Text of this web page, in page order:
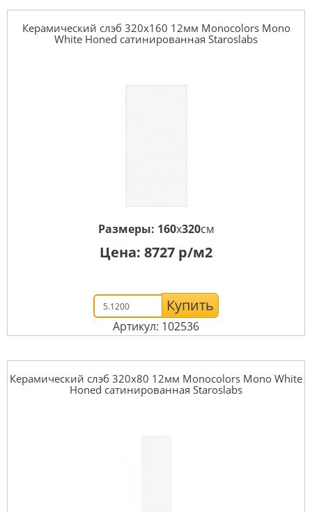
Керамический слэб 320x160 12мм Monocolors Mono
White Honed сатинированная Staroslabs
Размеры: 160x320см
Цена: 8727 р/м2
Купить
Артикул: 102536
Керамический слэб 320x80 12мм Monocolors Mono White
Honed сатинированная Staroslabs